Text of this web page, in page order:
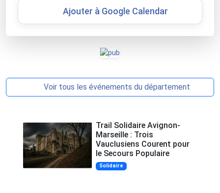
Ajouter à Google Calendar
Voir tous les événements du département
Trail Solidaire Avignon-
Marseille : Trois
Vauclusiens Courent pour
le Secours Populaire
Solidaire